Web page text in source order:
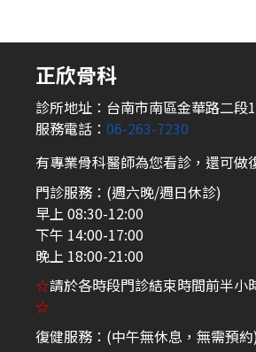
正欣骨科
診所地址：台南市南區金華路二段
服務電話： 06-263-7230
有專業骨科醫師為您看診，還可做
門診服務：(週六晚/週日休診)
早上 08:30-12:00
下午 14:00-17:00
晚上 18:00-21:00
☆請於各時段門診結束時間前半小
☆
復健服務：(中午無休息，無需預